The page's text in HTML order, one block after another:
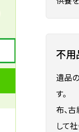
不用
遺品
す。
布、
して